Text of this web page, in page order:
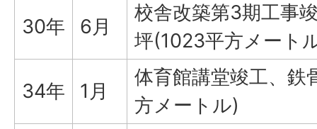
30年 6月
校舎改築第3期工事
坪(1023平方メート
34年 1月
体育館講堂竣工、鉄
方メートル)